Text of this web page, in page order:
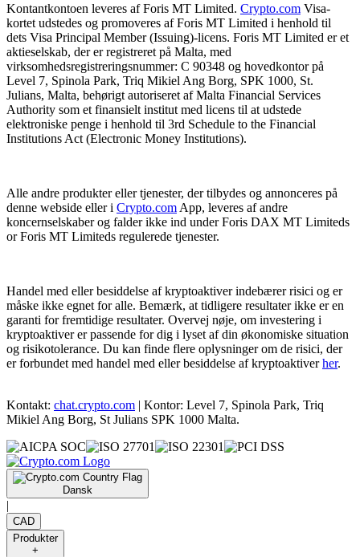
Kontantkontoen leveres af Foris MT Limited. Crypto.com Visa-
kortet udstedes og promoveres af Foris MT Limited i henhold til
dets Visa Principal Member (Issuing)-licens. Foris MT Limited er et
aktieselskab, der er registreret på Malta, med
virksomhedsregistreringsnummer: C 90348 og hovedkontor på
Level 7, Spinola Park, Triq Mikiel Ang Borg, SPK 1000, St.
Julians, Malta, behørigt autoriseret af Malta Financial Services
Authority som et finansielt institut med licens til at udstede
elektroniske penge i henhold til 3rd Schedule to the Financial
Institutions Act (Electronic Money Institutions).
Alle andre produkter eller tjenester, der tilbydes og annonceres på
denne webside eller i Crypto.com App, leveres af andre
koncernselskaber og falder ikke ind under Foris DAX MT Limiteds
or Foris MT Limiteds regulerede tjenester.
Handel med eller besiddelse af kryptoaktiver indebærer risici og er
måske ikke egnet for alle. Bemærk, at tidligere resultater ikke er en
garanti for fremtidige resultater. Overvej nøje, om investering i
kryptoaktiver er passende for dig i lyset af din økonomiske situation
og risikotolerance. Du kan finde flere oplysninger om de risici, der
er forbundet med handel med eller besiddelse af kryptoaktiverher.
Kontakt: chat.crypto.com | Kontor: Level 7, Spinola Park, Triq
Mikiel Ang Borg, St Julians SPK 1000 Malta.
Dansk
|
CAD
Produkter
+